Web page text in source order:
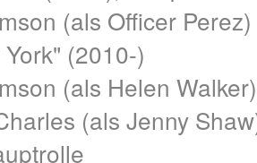
(als Officer
(2010-)
(als Helen
(als Jenny